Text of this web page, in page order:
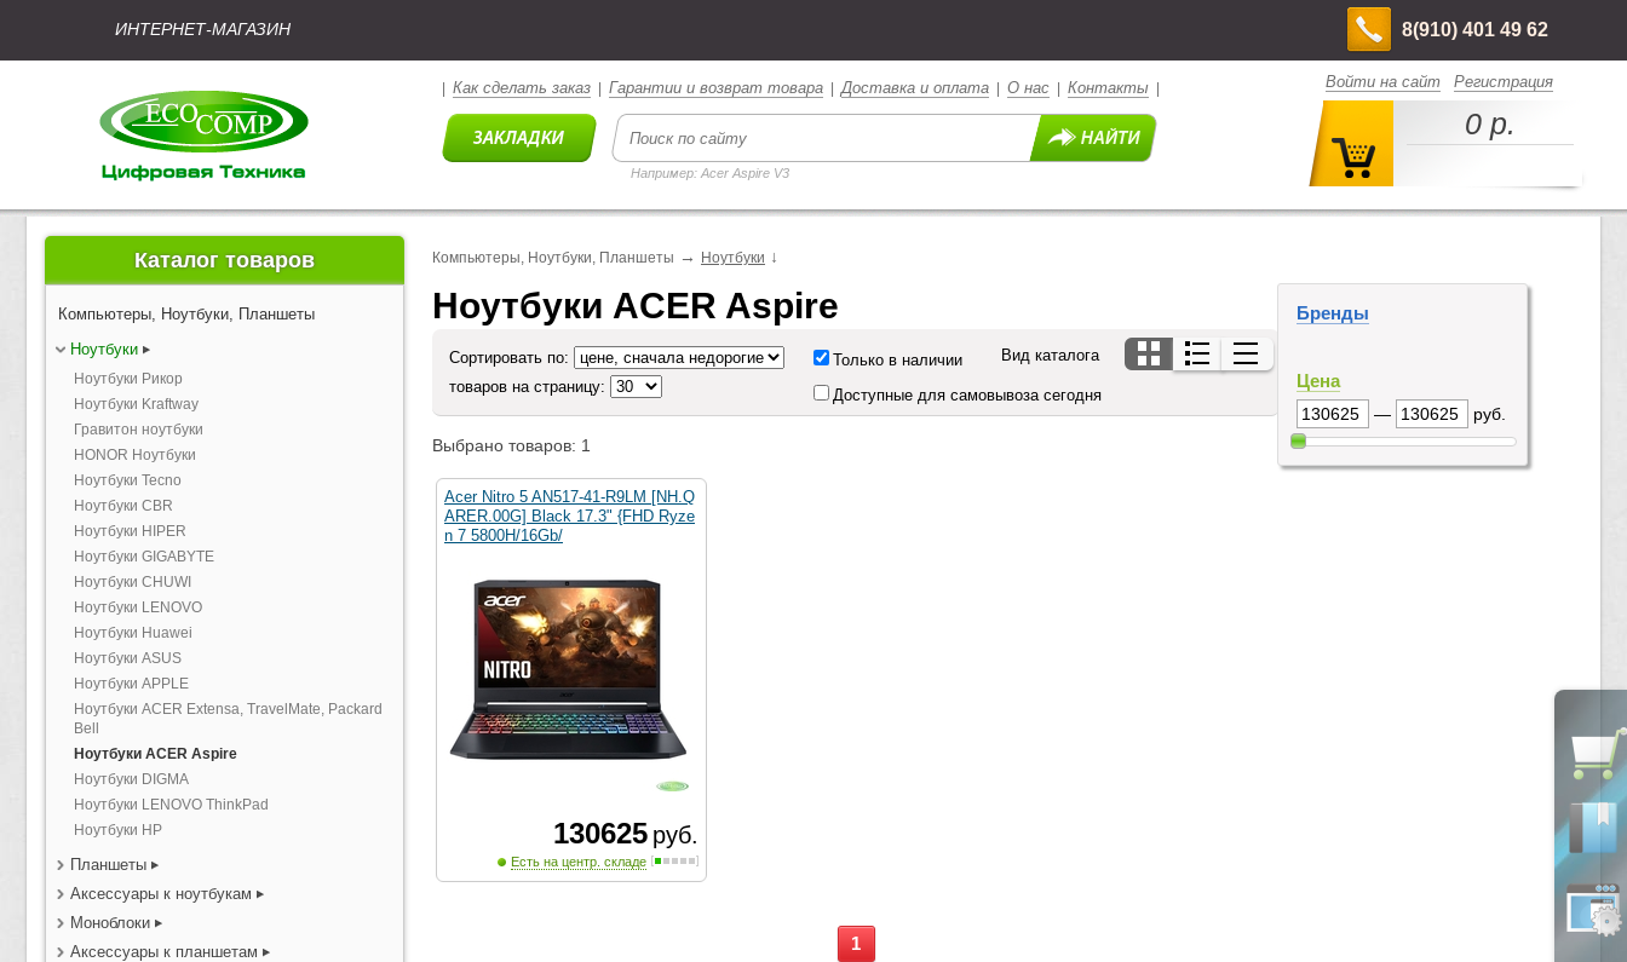
ИНТЕРНЕТ-МАГАЗИН 8(910) 401 49 62
Как сделать заказ Гарантии и возврат товара |Доставка и оплата О нас Контакты
Например: Acer Aspire V3
Войти на сайт Регистрация
0 р.
Каталог товаров
Компьютеры, Ноутбуки, Планшеты
Ноутбуки
Ноутбуки Рикор
Ноутбуки Kraftway
Гравитон ноутбуки
HONOR Ноутбуки
Ноутбуки Tecno
Ноутбуки CBR
Ноутбуки HIPER
Ноутбуки GIGABYTE
Ноутбуки CHUWI
Ноутбуки LENOVO
Ноутбуки Huawei
Ноутбуки ASUS
Ноутбуки APPLE
Ноутбуки ACER Extensa, TravelMate, Packard
Bell
Ноутбуки ACER Aspire
Ноутбуки DIGMA
Ноутбуки LENOVO ThinkPad
Ноутбуки HP
Планшеты
Аксессуары к ноутбукам
Моноблоки
Аксессуары к планшетам
Компьютеры, Ноутбуки, Планшеты → Ноутбуки ↓
Ноутбуки ACER Aspire
Сортировать по:
товаров на страницу:
Только в наличии
Доступные для самовывоза сегодня
Вид каталога
Выбрано товаров: 1
Acer Nitro 5 AN517-41-R9LM [NH.Q
ARER.00G] Black 17.3" {FHD Ryze
n 7 5800H/16Gb/
130625 руб.
Есть на центр. складе
1
Бренды
Цена
— руб.